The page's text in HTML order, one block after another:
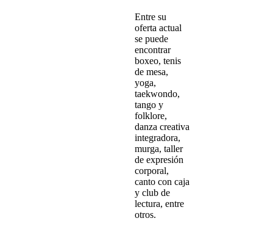
Entre su
oferta actual
se puede
encontrar
boxeo, tenis
de mesa,
yoga,
taekwondo,
tango y
folklore,
danza creativa
integradora,
murga, taller
de expresión
corporal,
canto con caja
y club de
lectura, entre
otros.